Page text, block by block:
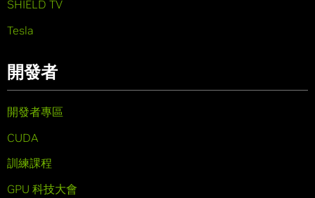
SHIELD TV
Tesla
開發者
開發者專區
CUDA
訓練課程
GPU 科技大會